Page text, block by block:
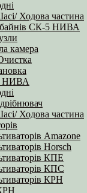
Ходова частина
СК-5 НИВА
камера
НИВА
Ходова частина
Amazone
Horsch
КПЕ
КПС
КРН